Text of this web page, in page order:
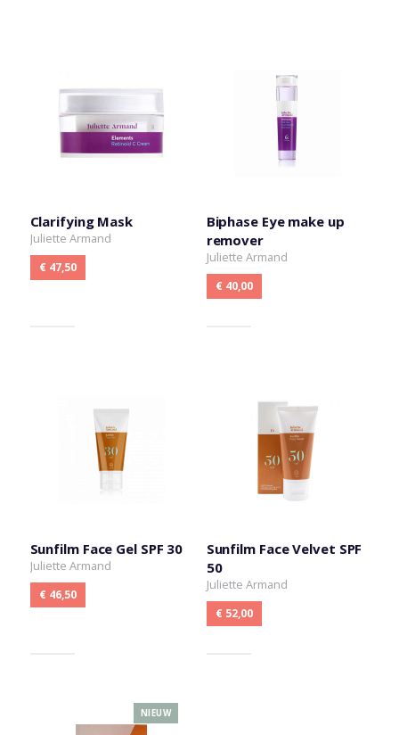
Clarifying Mask
Juliette Armand
€ 47,50
Biphase Eye make up
remover
Juliette Armand
€ 40,00
Sunfilm Face Gel SPF 30
Juliette Armand
€ 46,50
Sunfilm Face Velvet SPF
50
Juliette Armand
€ 52,00
NIEUW